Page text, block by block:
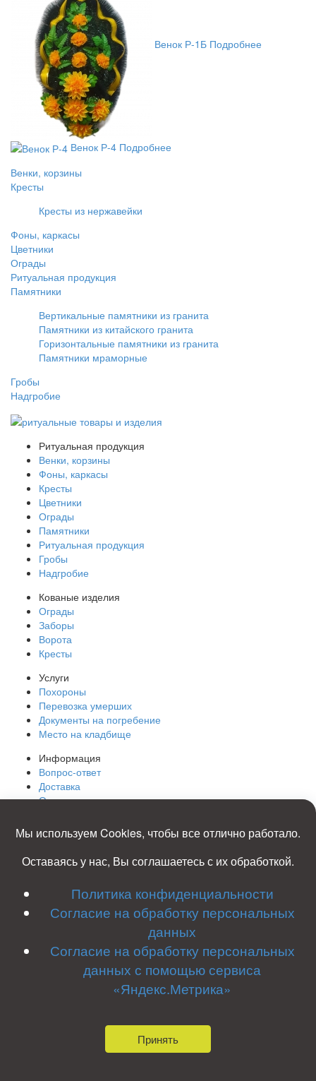
Венок Р-1Б Подробнее
Венок Р-4 Подробнее
Венки, корзины
Кресты
Кресты из нержавейки
Фоны, каркасы
Цветники
Ограды
Ритуальная продукция
Памятники
Вертикальные памятники из гранита
Памятники из китайского гранита
Горизонтальные памятники из гранита
Памятники мраморные
Гробы
Надгробие
Ритуальная продукция
Венки, корзины
Фоны, каркасы
Кресты
Цветники
Ограды
Памятники
Ритуальная продукция
Гробы
Надгробие
Кованые изделия
Ограды
Заборы
Ворота
Кресты
Услуги
Похороны
Перевозка умерших
Документы на погребение
Место на кладбище
Информация
Вопрос-ответ
Доставка
Оплата
Отзывы
Контакты
Карта сайта
8 (910)
953-49-42
ele186
@yandex.ru
Костромская обл, Островский р-он, д. Гуляевка
Заказать звонок
Политика конфиденциальности Согласие на обработку
персональных данных Согласие на обработку персональных
2018-2026 © Межрайонная Ритуальная служба Все права
Мы используем Cookies, чтобы все отлично работало.
Оставаясь у нас, Вы соглашаетесь с их обработкой.
Политика конфиденциальности
Согласие на обработку персональных
данных
Согласие на обработку персональных
данных с помощью сервиса
«Яндекс.Метрика»
Принять